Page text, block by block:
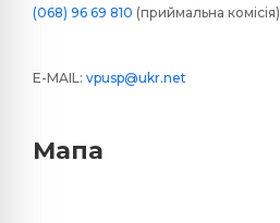
(068) 96 69 810 (приймальна комісія)
E-MAIL: vpusp@ukr.net
Мапа